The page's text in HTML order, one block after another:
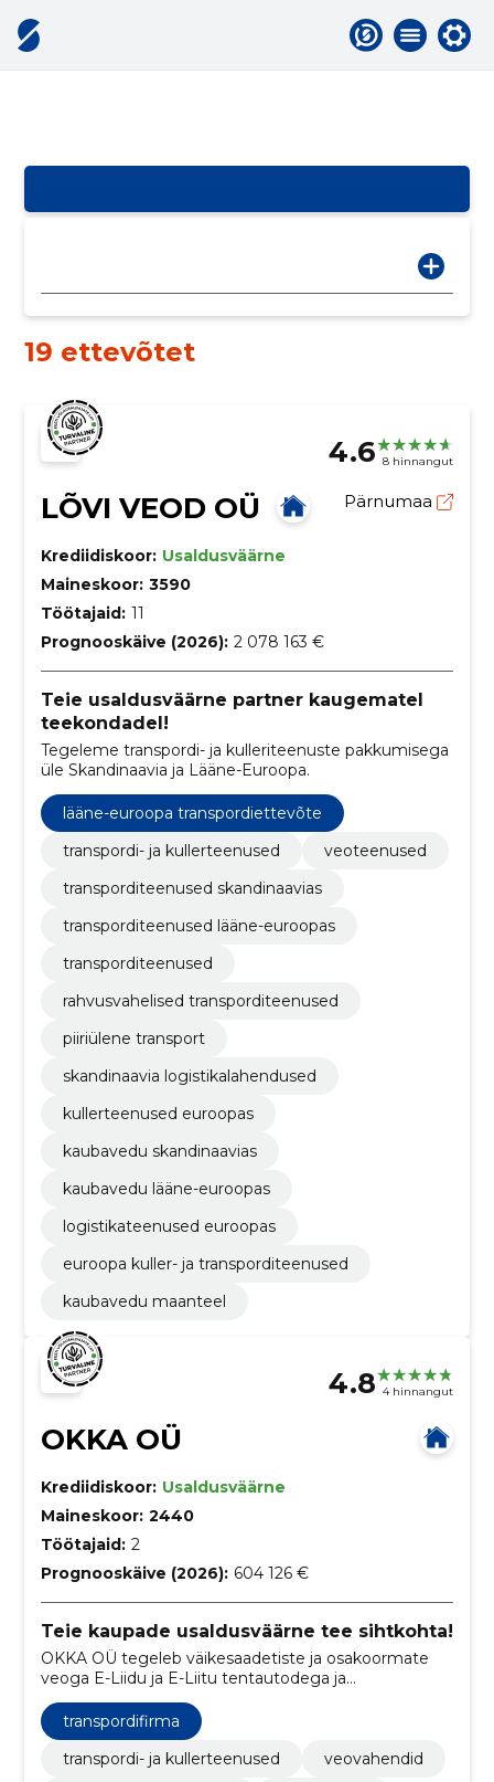
19 ettevõtet
4.6 8 hinnangut
LÕVI VEOD OÜ Pärnumaa
Krediidiskoor: Usaldusväärne
Maineskoor: 3590
Töötajaid: 11
Prognooskäive (2026): 2 078 163 €
Teie usaldusväärne partner kaugematel
teekondadel!
Tegeleme transpordi- ja kulleriteenuste pakkumisega
üle Skandinaavia ja Lääne-Euroopa.
lääne-euroopa transpordiettevõte
transpordi- ja kullerteenused
veoteenused
transporditeenused skandinaavias
transporditeenused lääne-euroopas
transporditeenused
rahvusvahelised transporditeenused
piiriülene transport
skandinaavia logistikalahendused
kullerteenused euroopas
kaubavedu skandinaavias
kaubavedu lääne-euroopas
logistikateenused euroopas
euroopa kuller- ja transporditeenused
kaubavedu maanteel
4.8 4 hinnangut
OKKA OÜ
Krediidiskoor: Usaldusväärne
Maineskoor: 2440
Töötajaid: 2
Prognooskäive (2026): 604 126 €
Teie kaupade usaldusväärne tee sihtkohta!
OKKA OÜ tegeleb väikesaadetiste ja osakoormate
veoga E-Liidu ja E-Liitu tentautodega ja
laialivedu Lõuna-Eestis ning kaupade ladustamist
Tartu laos.
transpordifirma
transpordi- ja kullerteenused
veovahendid